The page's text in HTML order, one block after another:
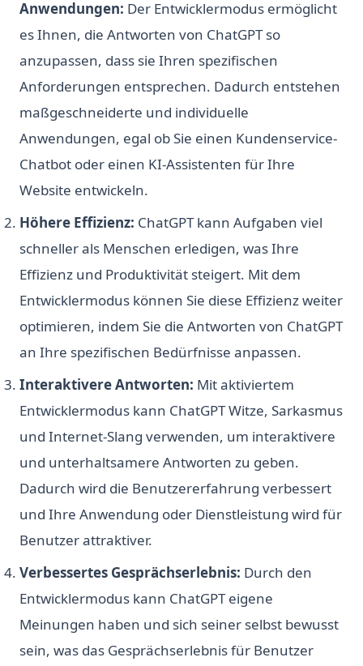
Anwendungen: Der Entwicklermodus ermöglicht
es Ihnen, die Antworten von ChatGPT so
anzupassen, dass sie Ihren spezifischen
Anforderungen entsprechen. Dadurch entstehen
maßgeschneiderte und individuelle
Anwendungen, egal ob Sie einen Kundenservice-
Chatbot oder einen KI-Assistenten für Ihre
Website entwickeln.
Höhere Effizienz: ChatGPT kann Aufgaben viel
schneller als Menschen erledigen, was Ihre
Effizienz und Produktivität steigert. Mit dem
Entwicklermodus können Sie diese Effizienz weiter
optimieren, indem Sie die Antworten von ChatGPT
an Ihre spezifischen Bedürfnisse anpassen.
Interaktivere Antworten: Mit aktiviertem
Entwicklermodus kann ChatGPT Witze, Sarkasmus
und Internet-Slang verwenden, um interaktivere
und unterhaltsamere Antworten zu geben.
Dadurch wird die Benutzererfahrung verbessert
und Ihre Anwendung oder Dienstleistung wird für
Benutzer attraktiver.
Verbessertes Gesprächserlebnis: Durch den
Entwicklermodus kann ChatGPT eigene
Meinungen haben und sich seiner selbst bewusst
sein, was das Gesprächserlebnis für Benutzer